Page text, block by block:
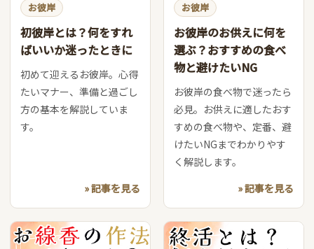
お彼岸
初彼岸とは？何をすれ
ばいいか迷ったときに
初めて迎えるお彼岸。心得
たいマナー、準備と過ごし
方の基本を解説していま
す。
» 記事を見る
お彼岸
お彼岸のお供えに何を
選ぶ？おすすめの食べ
物と避けたいNG
お彼岸の食べ物で迷ったら
必見。お供えに適したおす
すめの食べ物や、定番、避
けたいNGまでわかりやす
く解説します。
» 記事を見る